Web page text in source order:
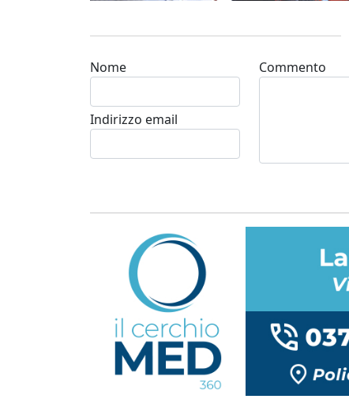
Nome
Indirizzo email
Commento